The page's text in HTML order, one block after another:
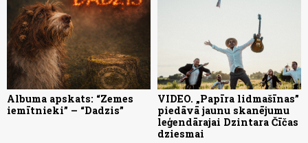
Albuma apskats: “Zemes
iemītnieki” – “Dadzis”
VIDEO. „Papīra lidmašīnas”
piedāvā jaunu skanējumu
leģendārajai Dzintara Čīčas
dziesmai